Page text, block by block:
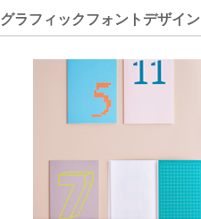
グラフィックフォントデザイン